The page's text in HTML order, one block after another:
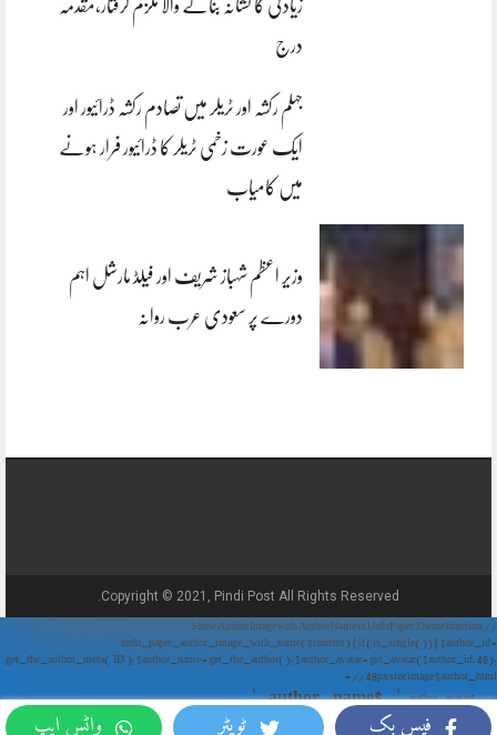
فیس بک ٹویٹر واٹس ایپ
زیادتی کا نشانہ بنانے والا ملزم گرفتار،مقدمہ
درج
جہلم رکشہ اور ٹریلر میں تصادم رکشہ ڈرائیور اور
ایک عورت زخمی ٹریلر کا ڈرائیور فرار ہونے
میں کامیاب
وزیر اعظم شہباز شریف اور فیلڈ مارشل اہم
دورے پر سعودی عرب روانہ
Copyright © 2021, Pindi Post All Rights Reserved.
// Show Author Image with Author Name in UrduPaper Theme function
urdu_paper_author_image_with_name($content) { if (is_single()) { $author_id =
get_the_author_meta('ID'); $author_name = get_the_author(); $author_avatar = get_avatar($author_id, 48);
// 48px size image $author_html = '
' . $author_avatar . '
' . $author_name . '
'; return $author_html . $content; } return $content; } add_filter('the_content',